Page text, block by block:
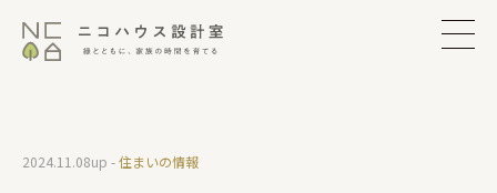
2024.11.08up -住まいの情報